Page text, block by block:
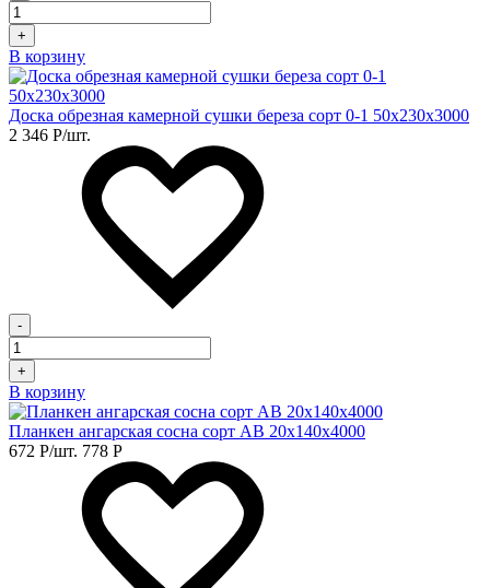
+
В корзину
Доска обрезная камерной сушки береза сорт 0-1 50х230х3000
2 346 Р/шт.
-
+
В корзину
Планкен ангарская сосна сорт АВ 20х140х4000
672 Р/шт. 778 Р